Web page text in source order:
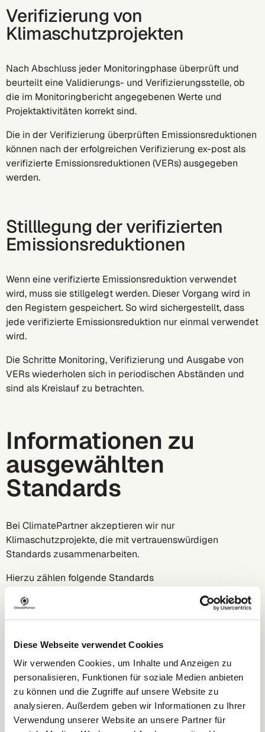
Diese Webseite verwendet Cookies
Wir verwenden Cookies, um Inhalte und Anzeigen zu
personalisieren, Funktionen für soziale Medien anbieten
zu können und die Zugriffe auf unsere Website zu
analysieren. Außerdem geben wir Informationen zu Ihrer
Verwendung unserer Website an unsere Partner für
Verifizierung von
Klimaschutzprojekten
Nach Abschluss jeder Monitoringphase überprüft und
beurteilt eine Validierungs- und Verifizierungsstelle, ob
die im Monitoringbericht angegebenen Werte und
Projektaktivitäten korrekt sind.
Die in der Verifizierung überprüften Emissionsreduktionen
können nach der erfolgreichen Verifizierung ex-post als
verifizierte Emissionsreduktionen (VERs) ausgegeben
werden.
Stilllegung der verifizierten
Emissionsreduktionen
Wenn eine verifizierte Emissionsreduktion verwendet
wird, muss sie stillgelegt werden. Dieser Vorgang wird in
den Registern gespeichert. So wird sichergestellt, dass
jede verifizierte Emissionsreduktion nur einmal verwendet
wird.
Die Schritte Monitoring, Verifizierung und Ausgabe von
VERs wiederholen sich in periodischen Abständen und
sind als Kreislauf zu betrachten.
Informationen zu
ausgewählten
Standards
Bei ClimatePartner akzeptieren wir nur
Klimaschutzprojekte, die mit vertrauenswürdigen
Standards zusammenarbeiten.
Hierzu zählen folgende Standards
Gold Standard
Climate Action Reserve
PV Climate
Puro.earth
Global C-Sink
Clean Development Mechanism (CDM)